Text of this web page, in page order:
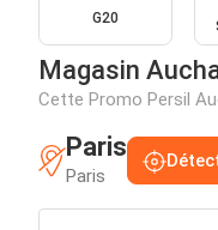
G20
Magasin
Cette Promo Persil
Paris
Paris